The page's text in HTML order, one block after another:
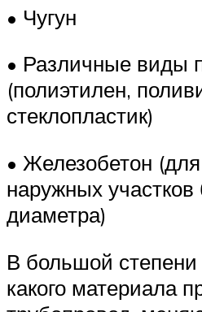
• Чугун
• Различные виды
(полиэтилен,
стеклопластик)
• Железобетон
наружных
диаметра)
В большой степени
какого материала